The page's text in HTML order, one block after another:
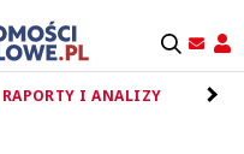
RAPORTY I ANALIZY